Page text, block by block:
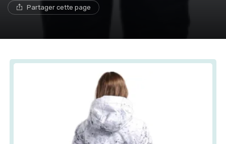
Partager cette page